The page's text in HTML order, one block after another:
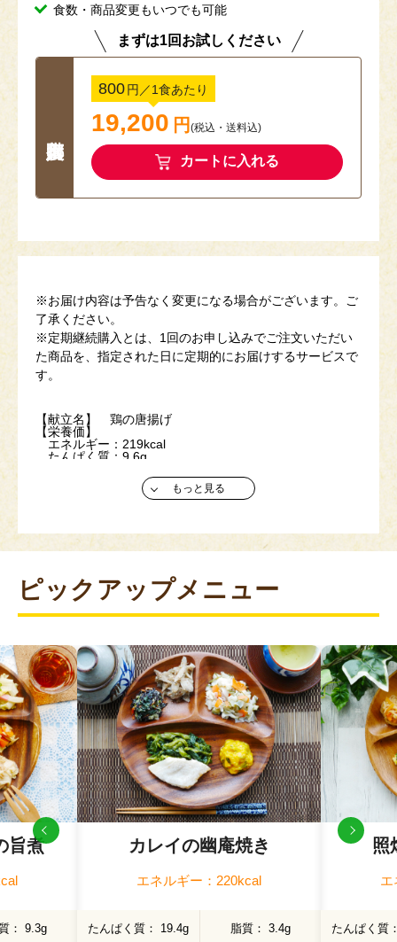
食数・商品変更もいつでも可能
まずは1回お試しください
800円 ／1食あたり
19,200 円(税込 ・送料込)
カートに入れる
※お届け内容は予告なく変更になる場合がございます。ご
了承ください。
※定期継続購入とは、1回のお申し込みでご注文いただい
た商品を、指定された日に定期的にお届けするサービスで
す。
【献立名】 鶏の唐揚げ
【栄養価】
エネルギー：219kcal
たんぱく質：9.6g
炭水化物 ：20.5g
塩分相当量：2.2g
【栄養価】
エネルギー：209kcal
脂質 ：7.6g
炭水化物 ：23.7g
塩分相当量：2.2g
【アレルゲン(28品目中)】 小麦・乳・卵
【栄養価】
エネルギー：207kcal
たんぱく質：10.8g
脂質 ：8.6g
炭水化物 ：24.2g
塩分相当量：2.2g
【アレルゲン(28品目中)】 小麦・えび
【献立名】 サワラの西京焼き
【栄養価】
エネルギー：218kcal
たんぱく質：13.2g
脂質 ：12.5g
炭水化物 ：15.6g
塩分相当量：2.2g
【アレルゲン(28品目中)】 小麦・乳・えび
【献立名】 回鍋肉
エネルギー：215kcal
炭水化物 ：21.9g
塩分相当量：2.1g
もっと見る
ピックアップメニュー
旨煮
9.3g
カレイの幽庵焼き
エネルギー：220kcal
たんぱく質 19.4g 脂質 3.4g
照
エ
たんぱく質